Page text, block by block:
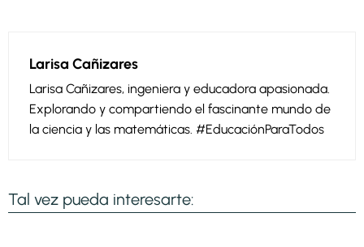
Larisa Cañizares
Larisa Cañizares, ingeniera y educadora apasionada.
Explorando y compartiendo el fascinante mundo de
la ciencia y las matemáticas. #EducaciónParaTodos
Tal vez pueda interesarte: